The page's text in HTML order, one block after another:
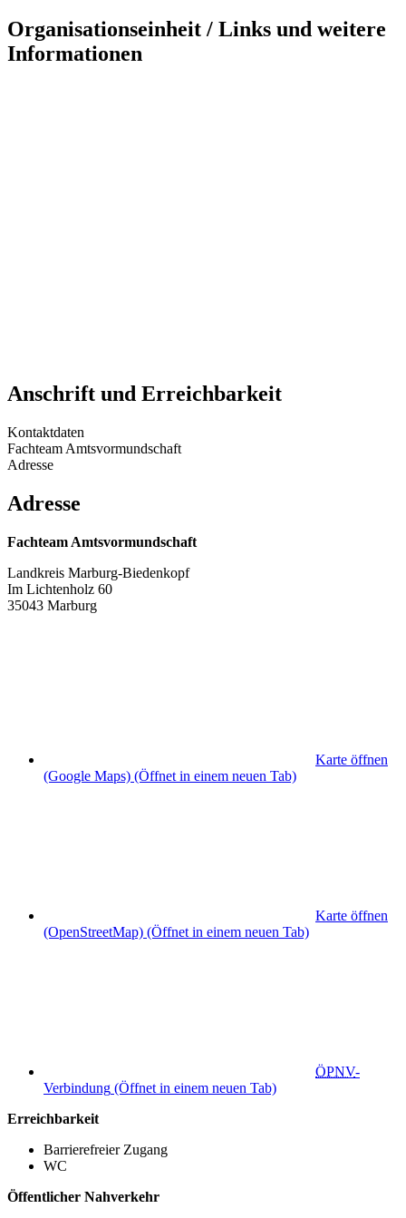
Organisationseinheit / Links und weitere
Informationen
Anschrift und Erreichbarkeit
Kontaktdaten
Fachteam Amtsvormundschaft
Adresse
Adresse
Fachteam Amtsvormundschaft
Landkreis Marburg-Biedenkopf
Im Lichtenholz 60
35043 Marburg
Karte öffnen
(Google Maps) (Öffnet in einem neuen Tab)
Karte öffnen
(OpenStreetMap) (Öffnet in einem neuen Tab)
ÖPNV-
Verbindung (Öffnet in einem neuen Tab)
Erreichbarkeit
Barrierefreier Zugang
WC
Öffentlicher Nahverkehr